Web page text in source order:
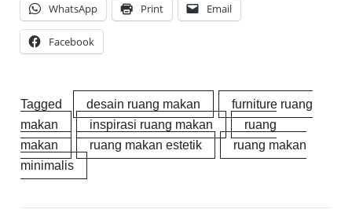
WhatsApp Print Email
Facebook
Tagged desain ruang makan
furniture ruang
makan
inspirasi ruang makan
ruang
makan
ruang makan estetik
ruang makan
minimalis